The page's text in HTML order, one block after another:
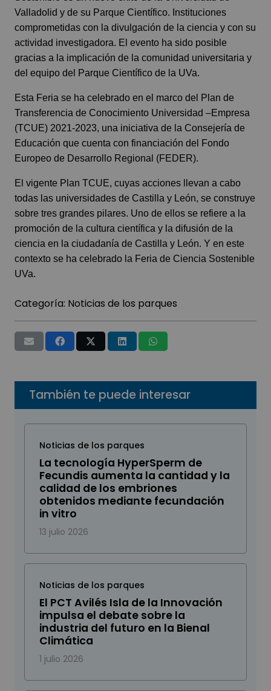
Valladolid y de su Parque Científico. Instituciones
comprometidas con la divulgación de la ciencia y con su
actividad investigadora. El evento ha sido posible
gracias a la implicación de la comunidad universitaria y
del equipo del Parque Científico de la UVa.
Esta Feria se ha celebrado en el marco del Plan de
Transferencia de Conocimiento Universidad –Empresa
(TCUE) 2021-2023, una iniciativa de la Consejería de
Educación que cuenta con financiación del Fondo
Europeo de Desarrollo Regional (FEDER).
El vigente Plan TCUE, cuyas acciones llevan a cabo
todas las universidades de Castilla y León, se construye
sobre tres grandes pilares. Uno de ellos se refiere a la
promoción de la cultura científica y la difusión de la
ciencia en la ciudadanía de Castilla y León. Y en este
contexto se ha celebrado la Feria de Ciencia Sostenible
UVa.
Categoría: Noticias de los parques
También te puede interesar
Noticias de los parques
La tecnología HyperSperm de
Fecundis aumenta la cantidad y la
calidad de los embriones
obtenidos mediante fecundación
in vitro
13 julio 2026
Noticias de los parques
El PCT Avilés Isla de la Innovación
impulsa el debate sobre la
industria del futuro en la Bienal
Climática
1 julio 2026